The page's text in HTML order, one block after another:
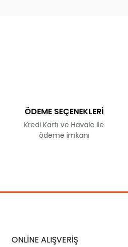
ÖDEME SEÇENEKLERİ
Kredi Kartı ve Havale ile
ödeme imkanı
ONLİNE ALIŞVERİŞ